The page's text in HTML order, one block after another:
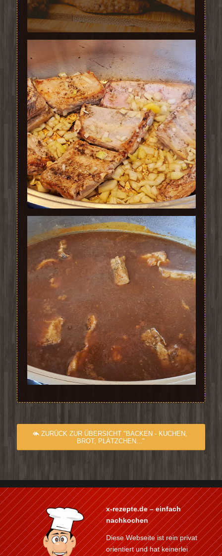
ZURÜCK ZUR ÜBERSICHT "BACKEN - KUCHEN,
BROT, PLÄTZCHEN..."
x-rezepte.de – einfach
nachkochen
Diese Webseite ist rein privat
orientiert und hat keinerlei